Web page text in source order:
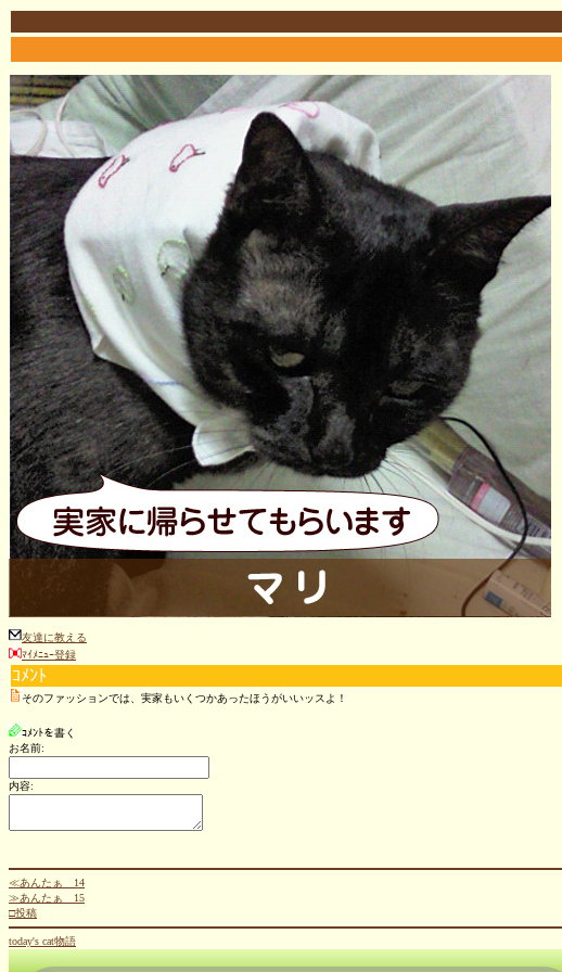
友達に教える
ﾏｲﾒﾆｭｰ登録
ｺﾒﾝﾄ
そのファッションでは、実家もいくつかあったほうがいいッスよ！
ｺﾒﾝﾄを書く
お名前:
内容:
≪あんたぁ 14
≫あんたぁ 15
□投稿
today's cat物語